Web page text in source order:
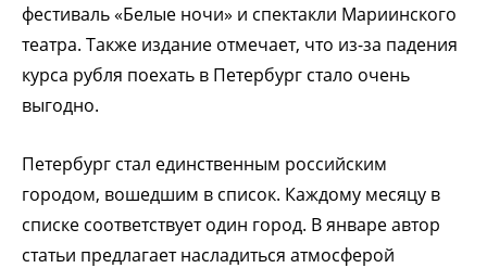
фестиваль «Белые ночи» и спектакли Мариинского
театра. Также издание отмечает, что из-за падения
курса рубля поехать в Петербург стало очень
выгодно.
Петербург стал единственным российским
городом, вошедшим в список. Каждому месяцу в
списке соответствует один город. В январе автор
статьи предлагает насладиться атмосферой